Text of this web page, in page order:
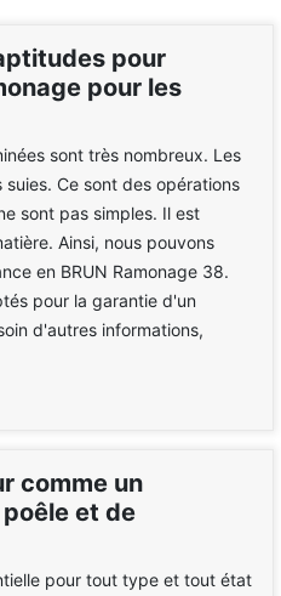
pour
pour les
sont très nombreux. Les
Ce sont des opérations
sont pas simples. Il est
Ainsi, nous pouvons
en BRUN Ramonage 38.
pour la garantie d'un
d'autres informations,
comme un
et de
pour tout type et tout état